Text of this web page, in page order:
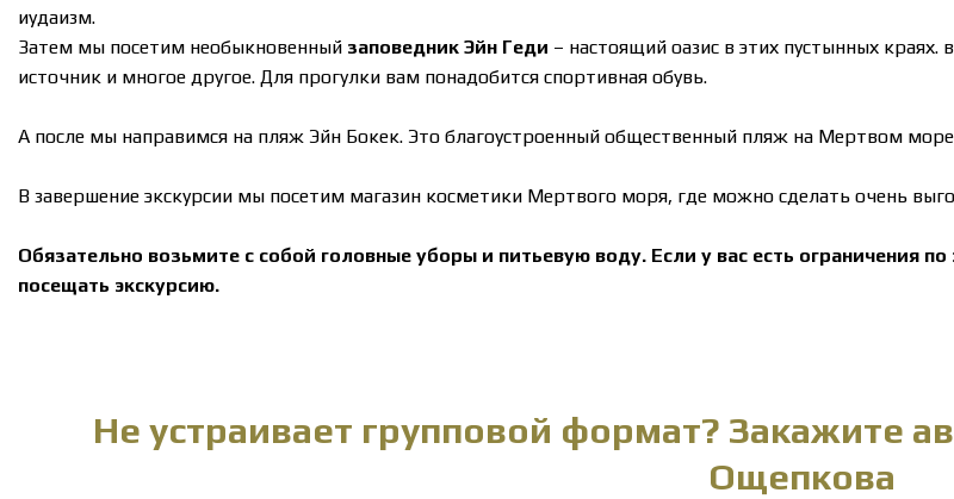
иудаизм.
Затем мы посетим необыкновенный заповедник Эйн Геди – настоящий оазис в этих пустынных
источник и многое другое. Для прогулки вам понадобится спортивная обувь.
А после мы направимся на пляж Эйн Бокек. Это благоустроенный общественный пляж на Мертвом
В завершение экскурсии мы посетим магазин косметики Мертвого моря, где можно сделать очень
Обязательно возьмите с собой головные уборы и питьевую воду. Если у вас есть ограничения
посещать экскурсию.
Не устраивает групповой формат? Закажите
Ощепкова